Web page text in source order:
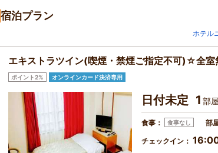
宿泊プラン
ホテル
エキストラツイン(喫煙・禁煙ご指定不可)☆全
ポイント2% オンラインカード決済専用
日付未定 1 部屋
食事： 食事なし 部
チェックイン：